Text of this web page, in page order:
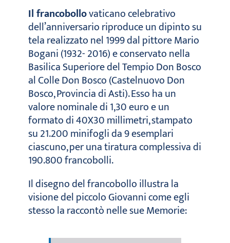
Il francobollovaticano celebrativo
dell’anniversario riproduce un dipinto su
tela realizzato nel 1999 dal pittore Mario
Bogani (1932- 2016) e conservato nella
Basilica Superiore del Tempio Don Bosco
al Colle Don Bosco (Castelnuovo Don
Bosco, Provincia di Asti). Esso ha un
valore nominale di 1,30 euro e un
formato di 40X30 millimetri, stampato
su 21.200 minifogli da 9 esemplari
ciascuno, per una tiratura complessiva di
190.800 francobolli.
Il disegno del francobollo illustra la
visione del piccolo Giovanni come egli
stesso la raccontò nelle sue Memorie: